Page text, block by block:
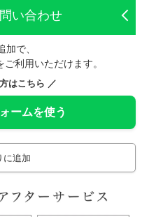
い合わせ
加で、
利用いただけます。
はこちら ／
ームを使う
に追加